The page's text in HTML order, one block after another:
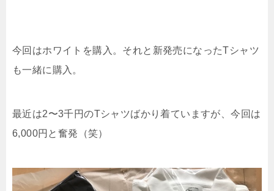
今回はホワイトを購入。それと新発売になったTシャツ
も一緒に購入。
最近は2〜3千円のTシャツばかり着ていますが、今回は
6,000円と奮発（笑）